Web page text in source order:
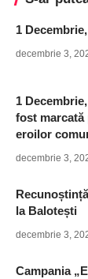
1
decembrie 3,
1
fost marcată
eroilor
decembrie 3,
la Balotești
decembrie 3,
Campania